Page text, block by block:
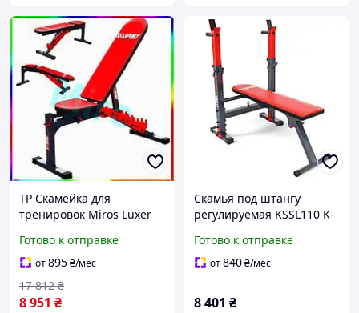
TP Скамейка для
тренировок Miros Luxer
регулировкой для
домашнего спортзала
Miro-ll
Готово к отправке
от895₴/мес
8 951 ₴
17 812 ₴
Скамья под штангу
регулируемая KSSL110 K-
Готово к отправке
от840₴/мес
8 401 ₴